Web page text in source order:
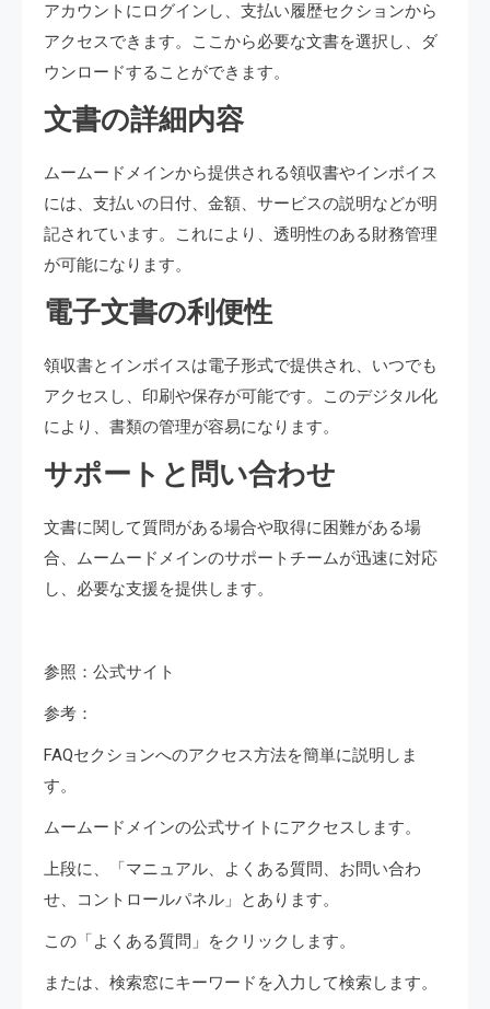
アカウントにログインし、支払い履歴セクションから
アクセスできます。ここから必要な文書を選択し、ダ
ウンロードすることができます。
文書の詳細内容
ムームードメインから提供される領収書やインボイス
には、支払いの日付、金額、サービスの説明などが明
記されています。これにより、透明性のある財務管理
が可能になります。
電子文書の利便性
領収書とインボイスは電子形式で提供され、いつでも
アクセスし、印刷や保存が可能です。このデジタル化
により、書類の管理が容易になります。
サポートと問い合わせ
文書に関して質問がある場合や取得に困難がある場
合、ムームードメインのサポートチームが迅速に対応
し、必要な支援を提供します。
参照：公式サイト
参考：
FAQセクションへのアクセス方法を簡単に説明しま
す。
ムームードメインの公式サイトにアクセスします。
上段に、「マニュアル、よくある質問、お問い合わ
せ、コントロールパネル」とあります。
この「よくある質問」をクリックします。
または、検索窓にキーワードを入力して検索します。